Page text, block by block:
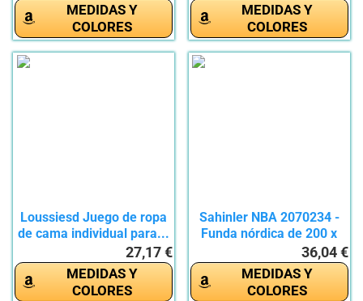
MEDIDAS Y
COLORES
MEDIDAS Y
COLORES
Loussiesd Juego de ropa
de cama individual para...
27,17 €
MEDIDAS Y
COLORES
Sahinler NBA 2070234 -
Funda nórdica de 200 x
36,04 €
MEDIDAS Y
COLORES